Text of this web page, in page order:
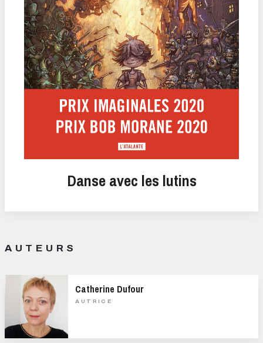
Danse avec les lutins
AUTEURS
Catherine Dufour
AUTRICE